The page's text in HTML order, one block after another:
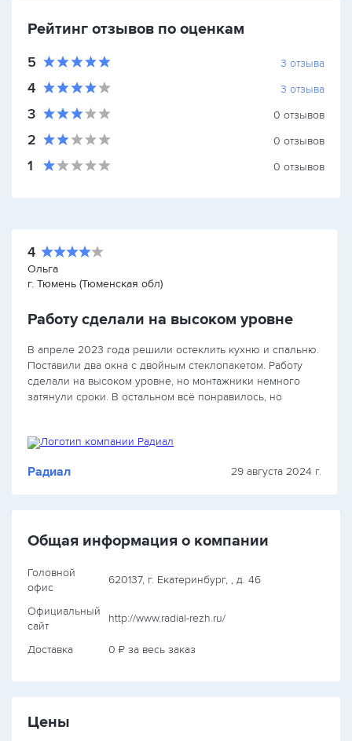
Рейтинг отзывов по оценкам
5 3 отзыва
4 3 отзыва
3 0 отзывов
2 0 отзывов
1 0 отзывов
4
Ольга
г. Тюмень (Тюменская обл)
Работу сделали на высоком уровне
В апреле 2023 года решили остеклить кухню и спальню.
Поставили два окна с двойным стеклопакетом. Работу
сделали на высоком уровне, но монтажники немного
затянули сроки. В остальном всё понравилось, но
Радиал 29 августа 2024 г.
Общая информация о компании
Головной
офис
620137, г. Екатеринбург, , д. 46
Официальный
сайт
http://www.radial-rezh.ru/
Доставка 0 ₽ за весь заказ
Цены